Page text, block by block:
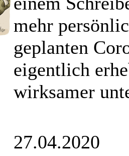
mehr
geplanten
eigentlich
wirksamer
27.04.2020